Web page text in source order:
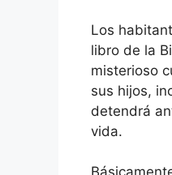
Los
libro de la
misterioso
sus hijos,
detendrá
vida.